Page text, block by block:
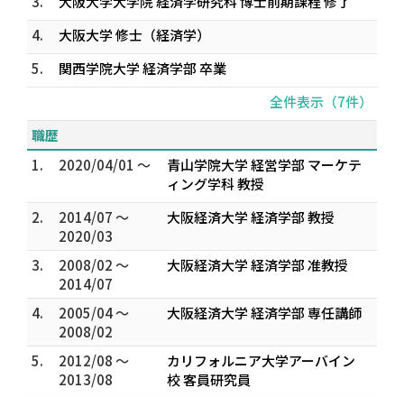
4.
大阪大学 修士（経済学）
5.
関西学院大学 経済学部 卒業
全件表示（7件）
職歴
1.
2020/04/01 ～
青山学院大学 経営学部 マーケテ
ィング学科 教授
2.
2014/07 ～
2020/03
大阪経済大学 経済学部 教授
3.
2008/02 ～
2014/07
大阪経済大学 経済学部 准教授
4.
2005/04 ～
2008/02
大阪経済大学 経済学部 専任講師
5.
2012/08 ～
2013/08
カリフォルニア大学アーバイン
校 客員研究員